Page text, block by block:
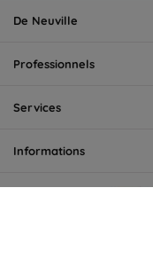
De Neuville
Professionnels
Services
Informations